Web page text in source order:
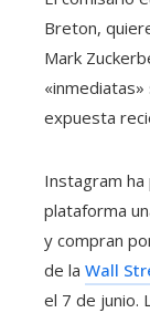
Breton,
Mark
expuesta
Instagram
plataforma
y compran
de la Wall
el 7 de junio.